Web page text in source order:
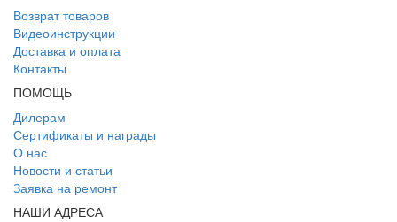
Возврат товаров
Видеоинструкции
Доставка и оплата
Контакты
ПОМОЩЬ
Дилерам
Сертификаты и награды
О нас
Новости и статьи
Заявка на ремонт
НАШИ АДРЕСА